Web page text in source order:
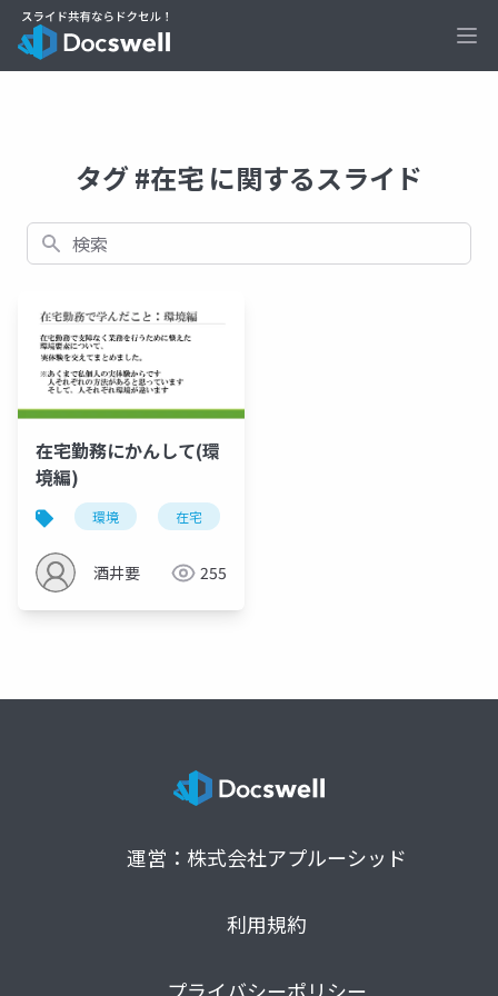
タグ #在宅 に関するスライド
検索
在宅勤務にかんして(環
境編)
環境 在宅
酒井要 255
運営：株式会社アプルーシッド
利用規約